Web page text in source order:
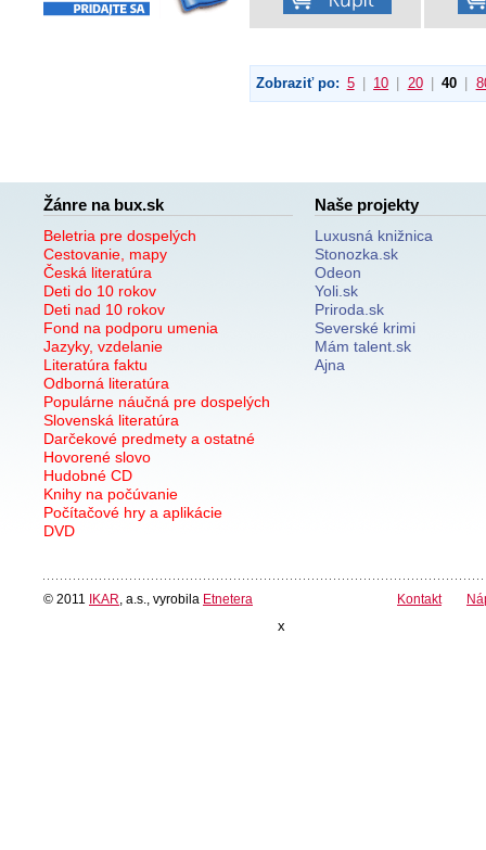
Zobraziť po: 5 10 20 40
Žánre na bux.sk
Beletria pre dospelých
Cestovanie, mapy
Česká literatúra
Deti do 10 rokov
Deti nad 10 rokov
Fond na podporu umenia
Jazyky, vzdelanie
Literatúra faktu
Odborná literatúra
Populárne náučná pre dospelých
Slovenská literatúra
Darčekové predmety a ostatné
Hovorené slovo
Hudobné CD
Knihy na počúvanie
Počítačové hry a aplikácie
DVD
Naše projekty
Luxusná knižnica
Stonozka.sk
Odeon
Yoli.sk
Priroda.sk
Severské krimi
Mám talent.sk
Ajna
© 2011 IKAR , a.s., vyrobila Etnetera Kontakt
x